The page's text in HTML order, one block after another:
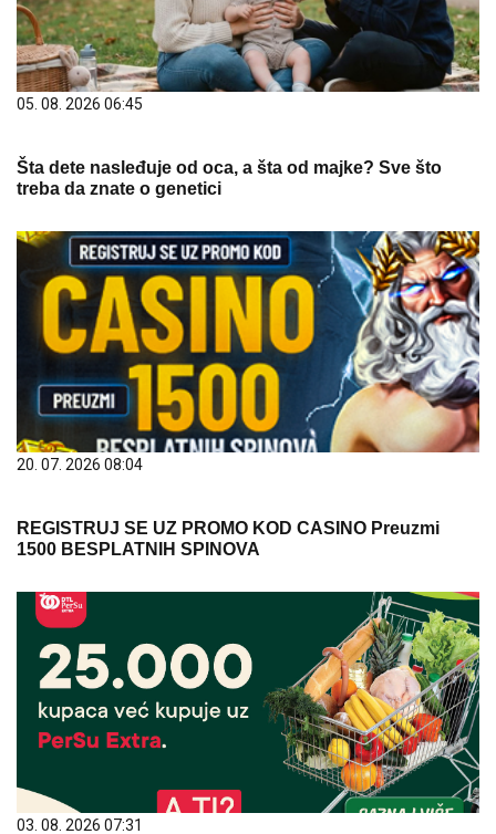
05. 08. 2026 06:45
Šta dete nasleđuje od oca, a šta od majke? Sve što
treba da znate o genetici
20. 07. 2026 08:04
REGISTRUJ SE UZ PROMO KOD CASINO Preuzmi
1500 BESPLATNIH SPINOVA
03. 08. 2026 07:31